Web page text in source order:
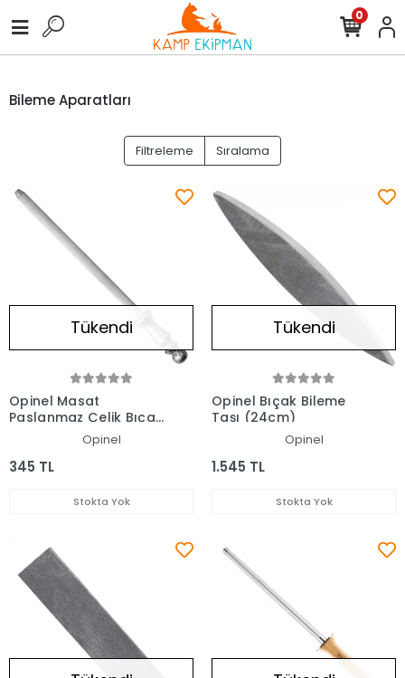
0
Bileme Aparatları
Filtreleme Sıralama
Tükendi
Opinel Masat
Paslanmaz Çelik Bıçak
Opinel
345 TL
Stokta Yok
Tükendi
Opinel Bıçak Bileme
Taşı (24cm)
Opinel
1.545 TL
Stokta Yok